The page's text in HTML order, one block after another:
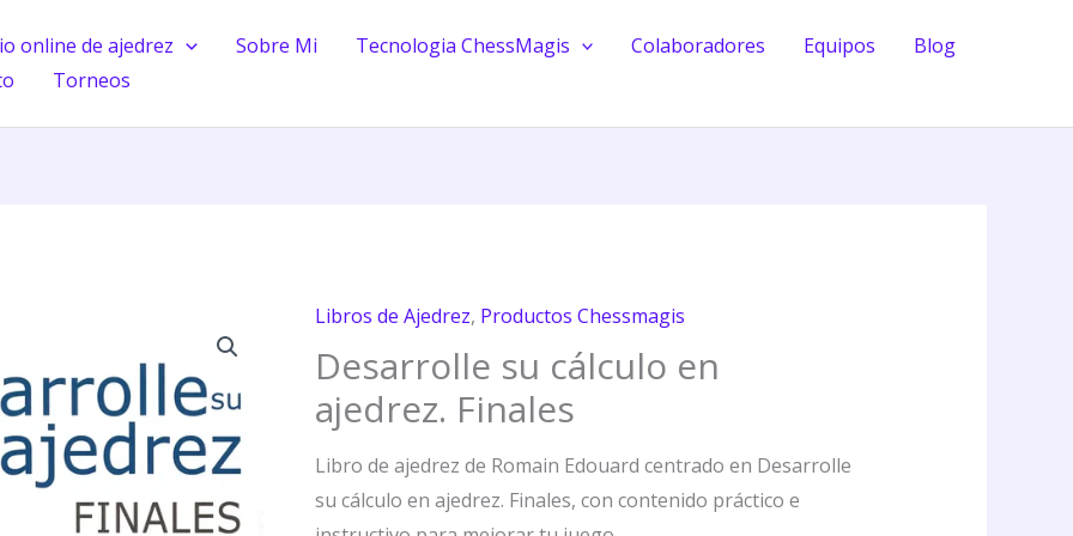
online de ajedrez Sobre Mi Tecnologia ChessMagis Colaboradores Equipos
Blog
Torneos
Libros de Ajedrez, Productos Chessmagis
Desarrolle su cálculo en
ajedrez. Finales
Libro de ajedrez de Romain Edouard centrado en Desarrolle
su cálculo en ajedrez. Finales, con contenido práctico e
Desarrolle
su
cálculo
en
ajedrez.
Finales
cantidad
ajedrez.